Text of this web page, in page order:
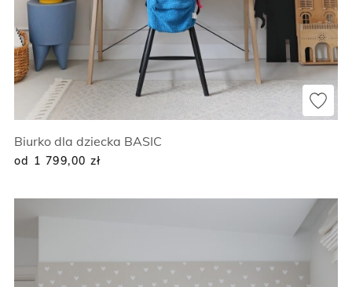
Biurko dla dziecka BASIC
od 1 799,00 zł